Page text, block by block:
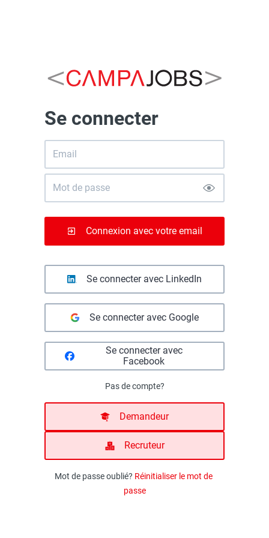
Se connecter
Connexion avec votre email
Se connecter avec LinkedIn
Se connecter avec Google
Se connecter avec
Facebook
Pas de compte?
Demandeur
Recruteur
Mot de passe oublié? Réinitialiser le mot de
passe